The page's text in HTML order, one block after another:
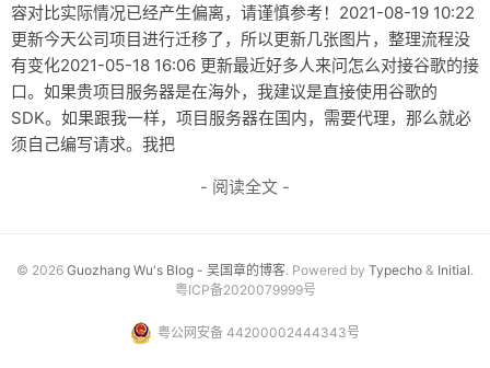
容对比实际情况已经产生偏离，请谨慎参考！2021-08-19 10:22
更新今天公司项目进行迁移了，所以更新几张图片，整理流程没
有变化2021-05-18 16:06 更新最近好多人来问怎么对接谷歌的接
口。如果贵项目服务器是在海外，我建议是直接使用谷歌的
SDK。如果跟我一样，项目服务器在国内，需要代理，那么就必
须自己编写请求。我把
- 阅读全文 -
© 2026 Guozhang Wu's Blog - 吴国章的博客. Powered by Typecho & Initial.
粤ICP备2020079999号
粤公网安备 44200002444343号